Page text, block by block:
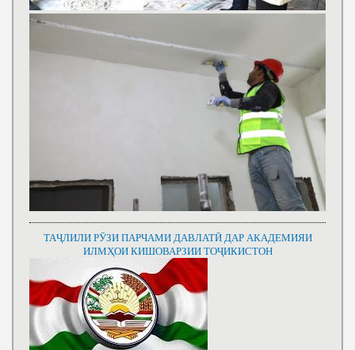
ТАҶЛИЛИ РӮЗИ ПАРЧАМИ ДАВЛАТӢ ДАР АКАДЕМИЯИ
ИЛМҲОИ КИШОВАРЗИИ ТОҶИКИСТОН